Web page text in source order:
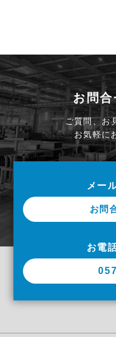
お問
ご質問、お
お気軽に
メー
お問
お電